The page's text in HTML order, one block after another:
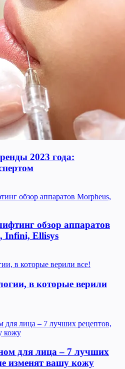
2023 года:
обзор аппаратов
Infini, Ellisys
в которые верили
для лица – 7 лучших
изменят вашу кожу